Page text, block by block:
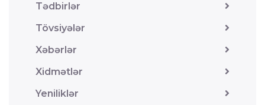
Tədbirlər
Tövsiyələr
Xəbərlər
Xidmətlər
Yeniliklər